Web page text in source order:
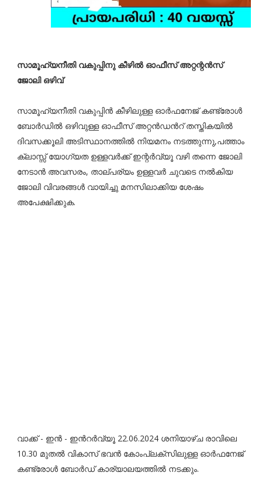
സാമൂഹ്യനീതി വകുപ്പിനു കീഴിൽ ഓഫീസ് അറ്റന്റൻസ്
ജോലി ഒഴിവ്
സാമൂഹ്യനീതി വകുപ്പിൻ കീഴിലുള്ള ഓർഫനേജ് കണ്ട്രോൾ
ബോർഡിൽ ഒഴിവുള്ള ഓഫീസ് അറ്റൻഡൻറ് തസ്തികയിൽ
ദിവസക്കൂലി അടിസ്ഥാനത്തിൽ നിയമനം നടത്തുന്നു,പത്താം
ക്ലാസ്സ്‌ യോഗ്യത ഉള്ളവർക്ക് ഇന്റർവ്യൂ വഴി തന്നെ ജോലി
നേടാൻ അവസരം, താല്പര്യം ഉള്ളവർ ചുവടെ നൽകിയ
ജോലി വിവരങ്ങൾ വായിച്ചു മനസിലാക്കിയ ശേഷം
അപേക്ഷിക്കുക.
വാക്ക് - ഇൻ - ഇൻറർവ്യൂ 22.06.2024 ശനിയാഴ്ച രാവിലെ
10.30 മുതൽ വികാസ് ഭവൻ കോംപ്ലക്സിലുള്ള ഓർഫനേജ്
കണ്ട്രോൾ ബോർഡ് കാര്യാലയത്തിൽ നടക്കും.